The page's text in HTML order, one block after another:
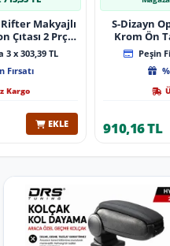
Makyajlı
Çıtası 2 Prç
Kalite
3 x 303,39 TL
Fırsatı
Kargo
EKLE
S-Dizayn
Krom Ön
2023
Peşin
910,16 TL